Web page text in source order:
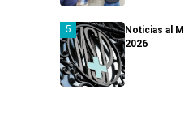
Noticias al
2026